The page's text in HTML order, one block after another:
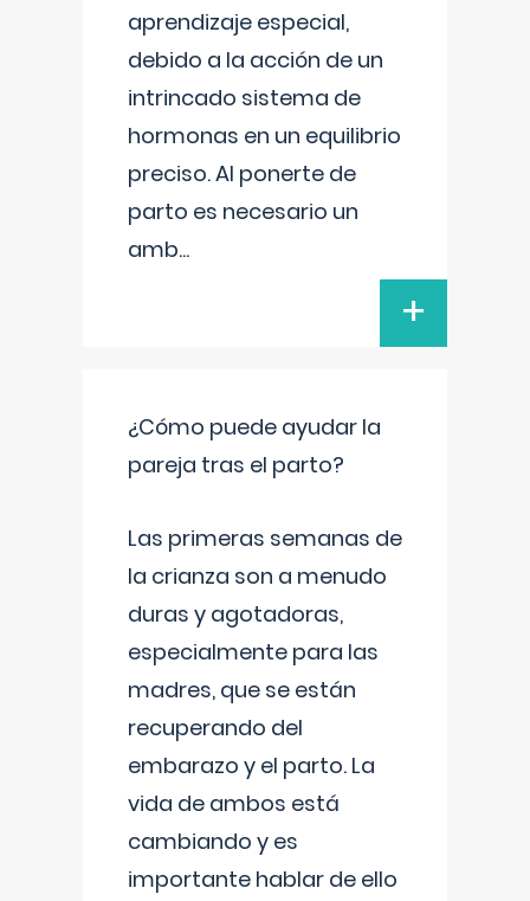
aprendizaje especial,
debido a la acción de un
intrincado sistema de
hormonas en un equilibrio
preciso. Al ponerte de
parto es necesario un
amb...
+
¿Cómo puede ayudar la
pareja tras el parto?
Las primeras semanas de
la crianza son a menudo
duras y agotadoras,
especialmente para las
madres, que se están
recuperando del
embarazo y el parto. La
vida de ambos está
cambiando y es
importante hablar de ello